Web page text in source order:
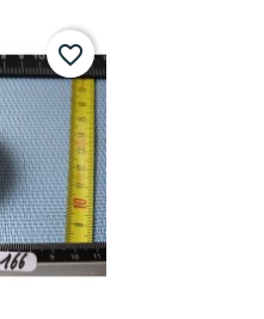
favorite_border